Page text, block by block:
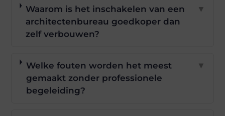
Waarom is het inschakelen van een
architectenbureau goedkoper dan
zelf verbouwen?
▼
Welke fouten worden het meest
gemaakt zonder professionele
begeleiding?
▼